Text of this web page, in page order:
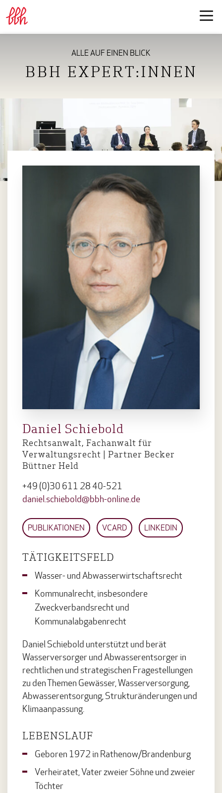
ALLE AUF EINEN BLICK
BBH EXPERT:INNEN
Daniel Schiebold
Rechtsanwalt, Fachanwalt für
Verwaltungsrecht | Partner Becker
Büttner Held
+49 (0)30 611 28 40-521
daniel.schiebold@bbh-online.de
PUBLIKATIONEN VCARD LINKEDIN
TÄTIGKEITSFELD
Wasser- und Abwasserwirtschaftsrecht
Kommunalrecht, insbesondere
Zweckverbandsrecht und
Kommunalabgabenrecht
Daniel Schiebold unterstützt und berät
Wasserversorger und Abwasserentsorger in
rechtlichen und strategischen Fragestellungen
zu den Themen Gewässer, Wasserversorgung,
Abwasserentsorgung, Strukturänderungen und
Klimaanpassung.
LEBENSLAUF
Geboren 1972 in Rathenow/Brandenburg
Verheiratet, Vater zweier Söhne und zweier
Töchter